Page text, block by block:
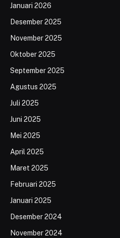
Januari 2026
Desember 2025
November 2025
Oktober 2025
September 2025
Agustus 2025
Juli 2025
Juni 2025
Mei 2025
April 2025
Maret 2025
Februari 2025
Januari 2025
Desember 2024
November 2024